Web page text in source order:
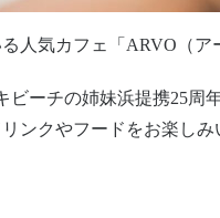
人気カフェ「ARVO（ア
ーチの姉妹浜提携25周
ンクやフードをお楽しみ